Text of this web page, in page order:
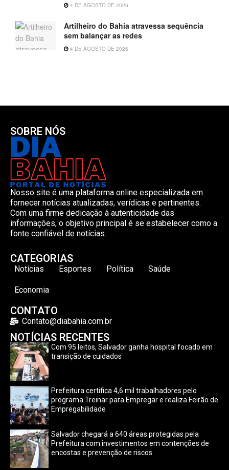
4 DE AGOSTO DE 2026
Artilheiro do Bahia atravessa sequência
sem balançar as redes
4 DE AGOSTO DE 2026
SOBRE NÓS
Nosso site é uma plataforma online especializada em
fornecer notícias atualizadas, verídicas e pertinentes.
Com uma firme dedicação à autenticidade das
informações, o objetivo principal é se estabelecer como a
fonte confiável de notícias.
CATEGORIAS
Notícias Esportes Política Saúde
Economia
CONTATO
Contato@diabahia.com.br
NOTÍCIAS RECENTES
Com 95 leitos, Salvador ganha hospital focado em
transição de cuidados
Prefeitura certifica 4,6 mil trabalhadores pelo
programa Treinar para Empregar e realiza Feirão de
Empregabilidade
Salvador chegará a 640 áreas protegidas pela
Prefeitura com investimentos em contenções de
encostas e prevenção de riscos